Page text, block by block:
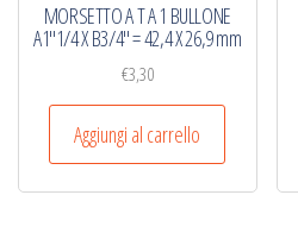
MORSETTO A T A 1 BULLONE
A1″1/4 X B3/4″ = 42,4 X 26,9 mm
€3,30
Aggiungi al carrello